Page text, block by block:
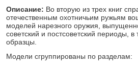
Описание: Во вторую из трех книг
отечественным охотничьим ружьям
моделей нарезного оружия,
советский и постсоветский периоды,
образцы.
Модели сгруппированы по разделам: